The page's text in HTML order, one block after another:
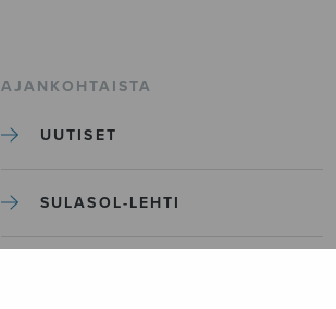
AJANKOHTAISTA
UUTISET
SULASOL-LEHTI